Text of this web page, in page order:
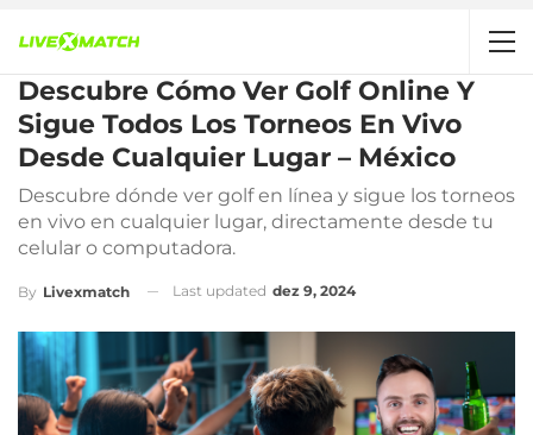
Descubre Cómo Ver Golf Online Y
Sigue Todos Los Torneos En Vivo
Desde Cualquier Lugar – México
Descubre dónde ver golf en línea y sigue los torneos
en vivo en cualquier lugar, directamente desde tu
celular o computadora.
By Livexmatch Last updated dez 9, 2024